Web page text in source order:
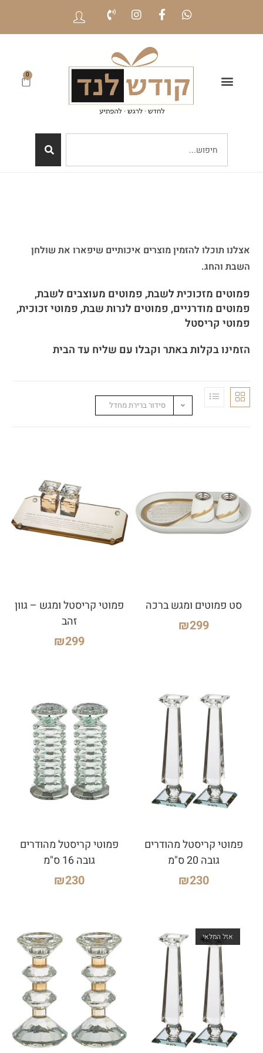
0
אצלנו תוכלו להזמין מוצרים איכותיים שיפארו את שולחן
השבת והחג.
פמוטים מזכוכית לשבת, פמוטים מעוצבים לשבת,
פמוטים מודרניים, פמוטים לנרות שבת, פמוטי זכוכית,
פמוטי קריסטל
הזמינו בקלות באתר וקבלו עם שליח עד הבית
סידור ברירת מחדל
סט פמוטים ומגש ברכה
₪299
פמוטי קריסטל ומגש – גוון
זהב
₪299
פמוטי קריסטל מהודרים
גובה 20 ס"מ
₪230
פמוטי קריסטל מהודרים
גובה 16 ס"מ
₪230
אזל המלאי